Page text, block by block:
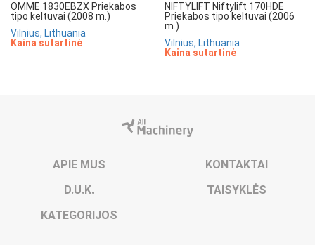
OMME 1830EBZX Priekabos
tipo keltuvai (2008 m.)
Vilnius, Lithuania
Kaina sutartinė
NIFTYLIFT Niftylift 170HDE
Priekabos tipo keltuvai (2006
m.)
Vilnius, Lithuania
Kaina sutartinė
APIE MUS
KONTAKTAI
D.U.K.
TAISYKLĖS
KATEGORIJOS